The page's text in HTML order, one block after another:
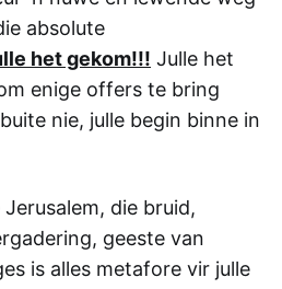
absolute
het gekom!!! Julle het
enige offers te bring
nie, julle begin binne in
die bruid,
geeste van
is alles metafore vir julle